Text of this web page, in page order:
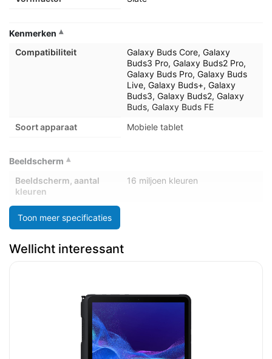
Kenmerken
Compatibiliteit
Galaxy Buds Core, Galaxy
Buds3 Pro, Galaxy Buds2 Pro,
Galaxy Buds Pro, Galaxy Buds
Live, Galaxy Buds+, Galaxy
Buds3, Galaxy Buds2, Galaxy
Buds, Galaxy Buds FE
Soort apparaat
Mobiele tablet
Beeldscherm
Beeldscherm, aantal
kleuren
16 miljoen kleuren
Beeldscherm diagonaal
(cm)
Toon meer specificaties
Wellicht interessant